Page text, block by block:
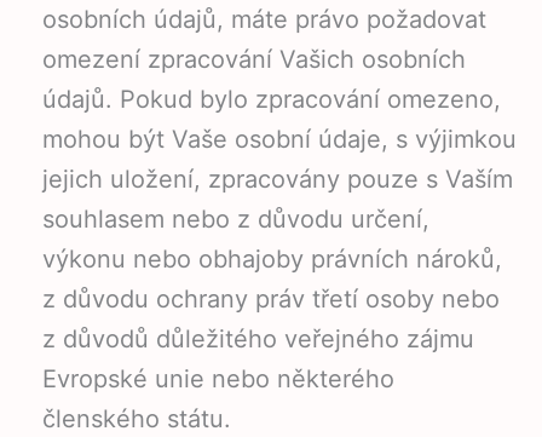
osobních údajů, máte právo požadovat
omezení zpracování Vašich osobních
údajů. Pokud bylo zpracování omezeno,
mohou být Vaše osobní údaje, s výjimkou
jejich uložení, zpracovány pouze s Vaším
souhlasem nebo z důvodu určení,
výkonu nebo obhajoby právních nároků,
z důvodu ochrany práv třetí osoby nebo
z důvodů důležitého veřejného zájmu
Evropské unie nebo některého
členského státu.